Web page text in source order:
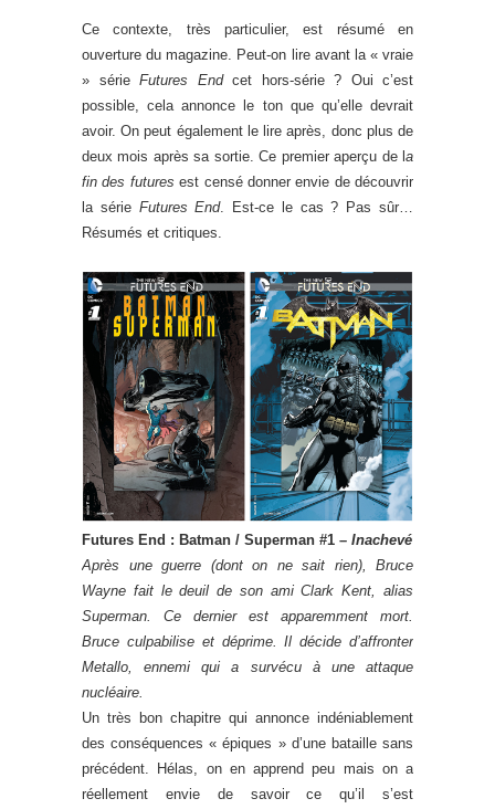
Ce contexte, très particulier, est résumé en
ouverture du magazine. Peut-on lire avant la « vraie
» série Futures Endcet hors-série ? Oui c’est
possible, cela annonce le ton que qu’elle devrait
avoir. On peut également le lire après, donc plus de
deux mois après sa sortie. Ce premier aperçu de l a
fin des futures est censé donner envie de découvrir
la série Futures End. Est-ce le cas ? Pas sûr…
Résumés et critiques.
Futures End : Batman / Superman #1 – Inachevé
Après une guerre (dont on ne sait rien), Bruce
Wayne fait le deuil de son ami Clark Kent, alias
Superman. Ce dernier est apparemment mort.
Bruce culpabilise etdéprime.
Il décide d’affronter
Metallo, ennemi qui a survécu à une attaque
nucléaire.
Un très bon chapitre qui annonce indéniablement
des conséquences « épiques » d’une bataille sans
précédent. Hélas, on en apprend peu mais on a
réellement envie de savoir ce qu’il s’est